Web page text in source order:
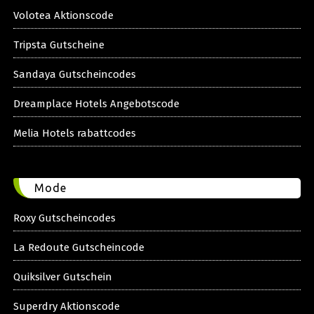
Volotea Aktionscode
Tripsta Gutscheine
Sandaya Gutscheincodes
Dreamplace Hotels Angebotscode
Melia Hotels rabattcodes
Mode
Roxy Gutscheincodes
La Redoute Gutscheincode
Quiksilver Gutschein
Superdry Aktionscode